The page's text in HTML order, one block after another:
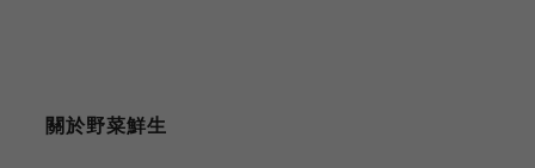
關於野菜鮮生